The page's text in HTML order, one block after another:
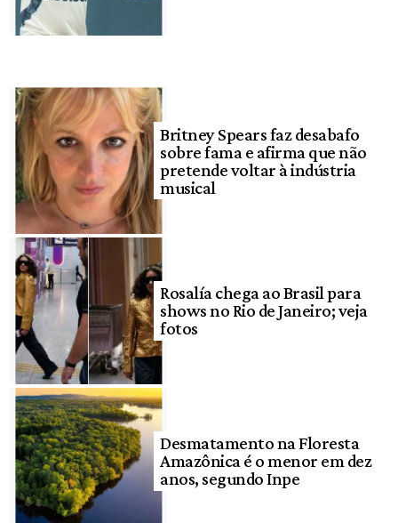
Britney Spears faz desabafo
sobre fama e afirma que não
pretende voltar à indústria
musical
Rosalía chega ao Brasil para
shows no Rio de Janeiro; veja
fotos
Desmatamento na Floresta
Amazônica é o menor em dez
anos, segundo Inpe